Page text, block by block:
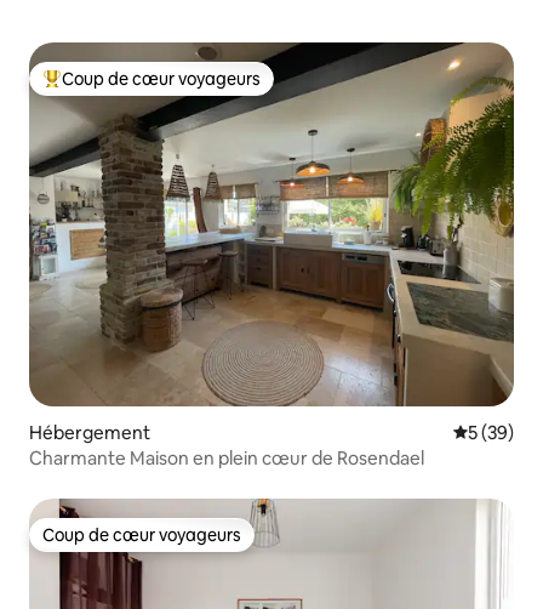
Coups de cœur voyageurs les plus appréciés
Coup de cœur voyageurs
Hébergement
5 (39)
Charmante Maison en plein cœur de Rosendael
Coup de cœur voyageurs
Coup de cœur voyageurs